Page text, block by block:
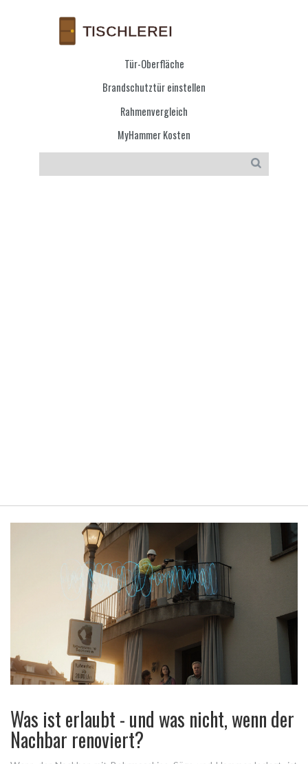
Tür-Oberfläche
Brandschutztür einstellen
Rahmenvergleich
MyHammer Kosten
Was ist erlaubt - und was nicht, wenn der
Nachbar renoviert?